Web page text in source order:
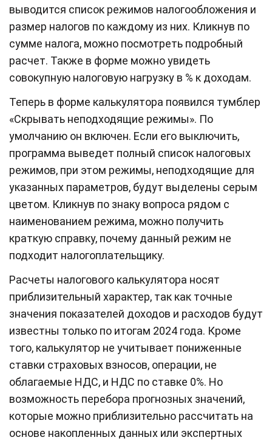
выводится список режимов налогообложения и
размер налогов по каждому из них. Кликнув по
сумме налога, можно посмотреть подробный
расчет. Также в форме можно увидеть
совокупную налоговую нагрузку в % к доходам.
Теперь в форме калькулятора появился тумблер
«Скрывать неподходящие режимы». По
умолчанию он включен. Если его выключить,
программа выведет полный список налоговых
режимов, при этом режимы, неподходящие для
указанных параметров, будут выделены серым
цветом. Кликнув по знаку вопроса рядом с
наименованием режима, можно получить
краткую справку, почему данный режим не
подходит налогоплательщику.
Расчеты налогового калькулятора носят
приблизительный характер, так как точные
значения показателей доходов и расходов будут
известны только по итогам 2024 года. Кроме
того, калькулятор не учитывает пониженные
ставки страховых взносов, операции, не
облагаемые НДС, и НДС по ставке 0%. Но
возможность перебора прогнозных значений,
которые можно приблизительно рассчитать на
основе накопленных данных или экспертных